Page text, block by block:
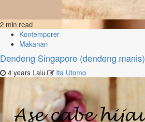
2 min read
Kontemporer
Makanan
Dendeng Singapore (dendeng manis)
4 years Lalu Ita Utomo